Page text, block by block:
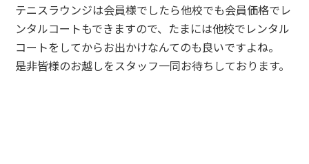
テニスラウンジは会員様でしたら他校でも会員価格でレ
ンタルコートもできますので、たまには他校でレンタル
コートをしてからお出かけなんてのも良いですよね。
是非皆様のお越しをスタッフ一同お待ちしております。